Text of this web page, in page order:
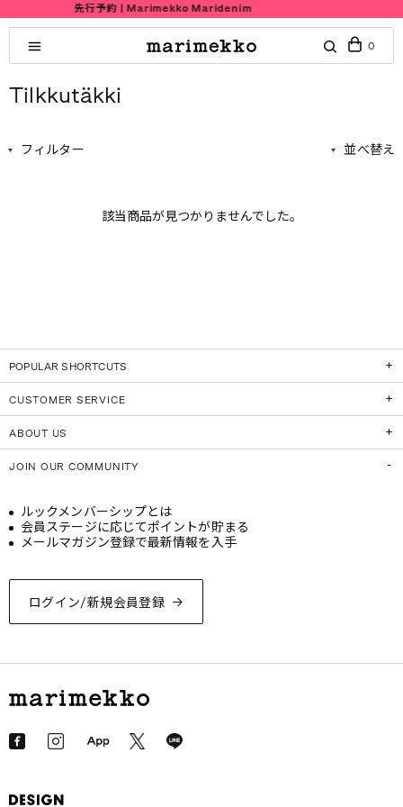
先行予約 | Marimekko Maridenim
0
Tilkkutäkki
フィルター 並べ替え
該当商品が見つかりませんでした。
POPULAR SHORTCUTS
CUSTOMER SERVICE
ABOUT US
JOIN OUR COMMUNITY
ログイン/新規会員登録
ルックメンバーシップとは
会員ステージに応じてポイントが貯まる
メールマガジン登録で最新情報を入手